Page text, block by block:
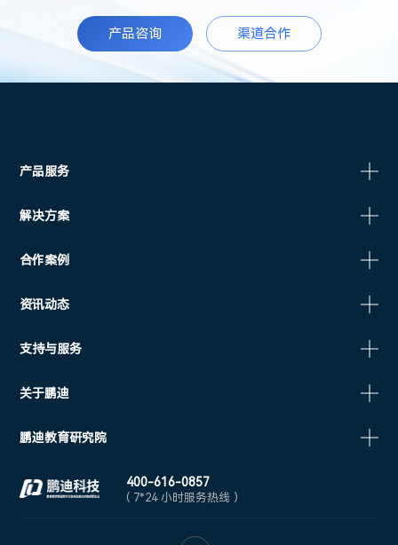
产品咨询 渠道合作
产品服务
解决方案
合作案例
资讯动态
支持与服务
关于鹏迪
鹏迪教育研究院
400-616-0857
( 7*24 小时服务热线 )